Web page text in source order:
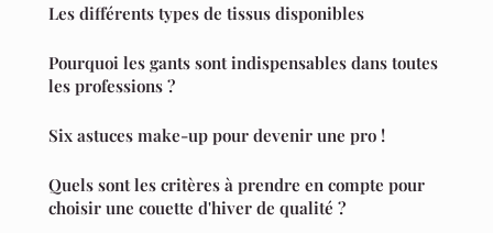
Les différents types de tissus disponibles
Pourquoi les gants sont indispensables dans toutes
les professions ?
Six astuces make-up pour devenir une pro !
Quels sont les critères à prendre en compte pour
choisir une couette d'hiver de qualité ?